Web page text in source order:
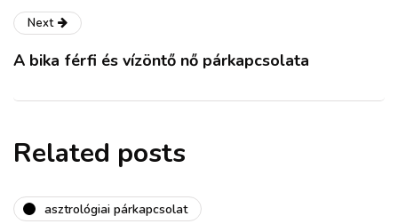
Next
A bika férfi és vízöntő nő párkapcsolata
Related posts
asztrológiai párkapcsolat